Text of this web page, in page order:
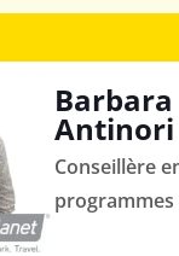
Barbara
Antinori
Conseillère
programmes